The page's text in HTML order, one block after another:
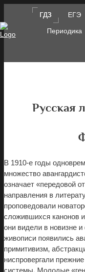
ГДЗ
ГДЗ ЕГЭ
ЕГЭ
Периодика
Периодика
Русская
В 1910-е годы
множество
означает «передовой
направления в
проповедовали
сложившихся канонов
они видели в новизне
живописи появились
примитивизм,
ниспровергали
системы. Молодые